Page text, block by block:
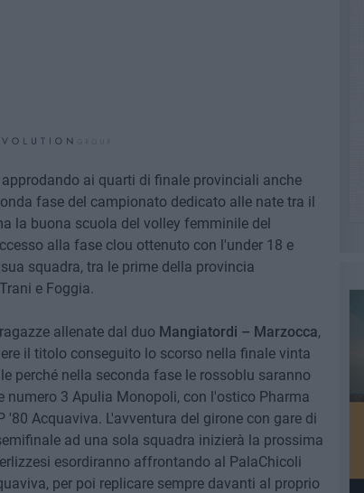
ai quarti di finale provinciali anche
fase del campionato dedicato alle nate tra il
la buona scuola del volley femminile del
alla fase clou ottenuto con l'under 18 e
squadra, tra le prime della provincia
e Foggia.
allenate dal duo Mangiatordi – Marzocca,
il titolo conseguito lo scorso nella finale vinta
perché nella seconda fase le rossoblu saranno
numero 3 Apulia Monopoli, con l'ostico Pharma
Acquaviva. L'avventura del girone con gare di
ad una sola squadra inizierà la prossima
esordiranno affrontando al PalaChicoli
per poi replicare sempre davanti al proprio